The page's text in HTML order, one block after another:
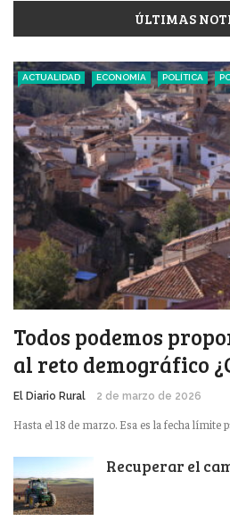
ÚLTIMAS
ACTUALIDAD ECONOMÍA POLÍTICA
Todos podemos
al reto demográfico
El Diario Rural 2 de marzo de 2026
Hasta el 18 de marzo. Esa es la fecha límite
Recuperar el